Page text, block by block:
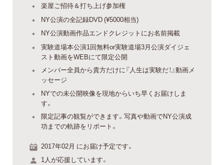
楽屋ご招待＆打ち上げ参加権
NY公演の全記録DVD (¥5000相当)
NY公演動画作品エンドクレジットにお名前掲載
実験道場本公演1回無料or実験道場3月公演ダイジェ
スト動画をWEBにて限定公開
メンバー全員から貴方だけに『人生は実験だ！』動画メ
ッセージ
NYでの未公開映像を現地からいち早くお届けしま
す。
限定記事の観覧ができます。写真や動画でNY公演成
功までの軌跡をリポート。
2017年02月 にお届け予定です。
1人が応援しています。